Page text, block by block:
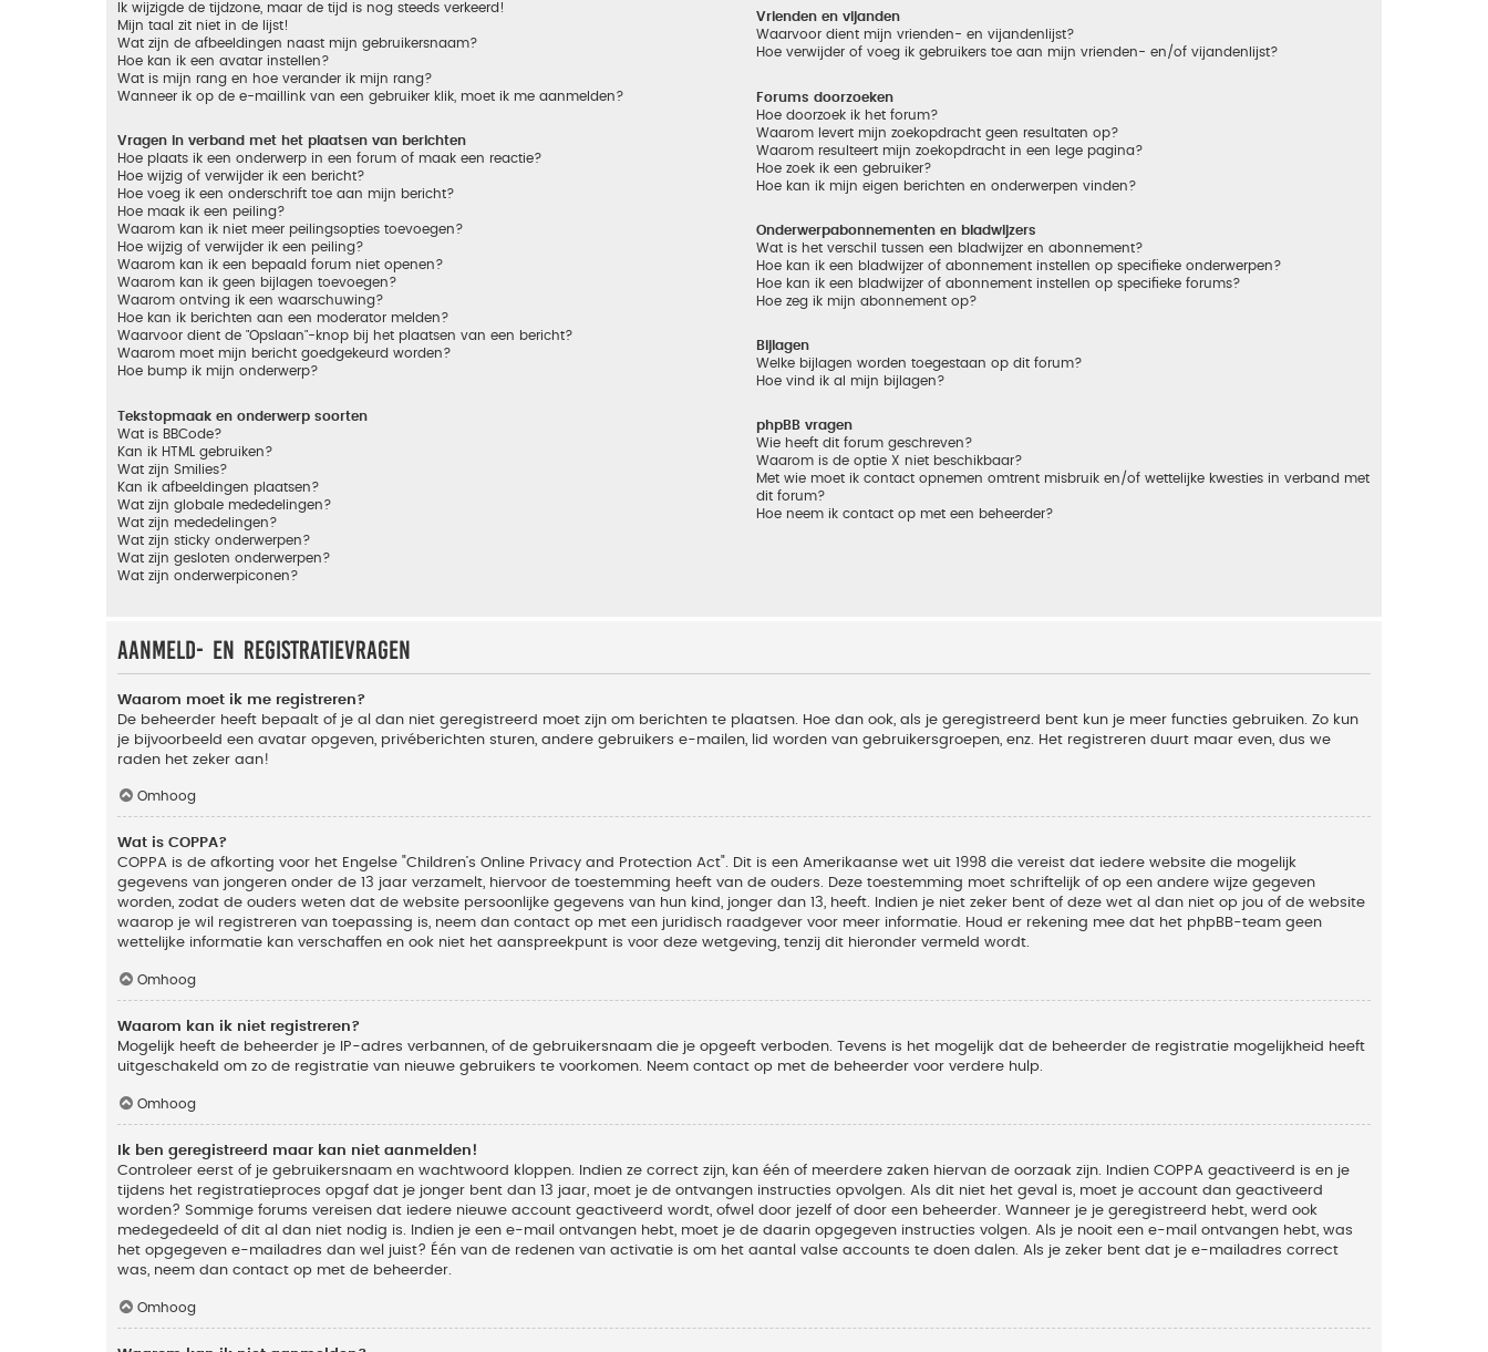
Ik wijzigde de tijdzone, maar de tijd is nog steeds verkeerd!
Mijn taal zit niet in de lijst!
Wat zijn de afbeeldingen naast mijn gebruikersnaam?
Hoe kan ik een avatar instellen?
Wat is mijn rang en hoe verander ik mijn rang?
Wanneer ik op de e-maillink van een gebruiker klik, moet ik me aanmelden?
Vragen in verband met het plaatsen van berichten
Hoe plaats ik een onderwerp in een forum of maak een reactie?
Hoe wijzig of verwijder ik een bericht?
Hoe voeg ik een onderschrift toe aan mijn bericht?
Hoe maak ik een peiling?
Waarom kan ik niet meer peilingsopties toevoegen?
Hoe wijzig of verwijder ik een peiling?
Waarom kan ik een bepaald forum niet openen?
Waarom kan ik geen bijlagen toevoegen?
Waarom ontving ik een waarschuwing?
Hoe kan ik berichten aan een moderator melden?
Waarvoor dient de "Opslaan"-knop bij het plaatsen van een bericht?
Waarom moet mijn bericht goedgekeurd worden?
Hoe bump ik mijn onderwerp?
Tekstopmaak en onderwerp soorten
Wat is BBCode?
Kan ik HTML gebruiken?
Wat zijn Smilies?
Kan ik afbeeldingen plaatsen?
Wat zijn globale mededelingen?
Wat zijn mededelingen?
Wat zijn sticky onderwerpen?
Wat zijn gesloten onderwerpen?
Wat zijn onderwerpiconen?
Vrienden en vijanden
Waarvoor dient mijn vrienden- en vijandenlijst?
Hoe verwijder of voeg ik gebruikers toe aan mijn vrienden- en/of vijandenlijst?
Forums doorzoeken
Hoe doorzoek ik het forum?
Waarom levert mijn zoekopdracht geen resultaten op?
Waarom resulteert mijn zoekopdracht in een lege pagina?
Hoe zoek ik een gebruiker?
Hoe kan ik mijn eigen berichten en onderwerpen vinden?
Onderwerpabonnementen en bladwijzers
Wat is het verschil tussen een bladwijzer en abonnement?
Hoe kan ik een bladwijzer of abonnement instellen op specifieke onderwerpen?
Hoe kan ik een bladwijzer of abonnement instellen op specifieke forums?
Hoe zeg ik mijn abonnement op?
Bijlagen
Welke bijlagen worden toegestaan op dit forum?
Hoe vind ik al mijn bijlagen?
phpBB vragen
Wie heeft dit forum geschreven?
Waarom is de optie X niet beschikbaar?
Met wie moet ik contact opnemen omtrent misbruik en/of wettelijke kwesties in verband met
dit forum?
Hoe neem ik contact op met een beheerder?
Aanmeld- en registratievragen
Waarom moet ik me registreren?
De beheerder heeft bepaalt of je al dan niet geregistreerd moet zijn om berichten te plaatsen. Hoe dan ook, als je geregistreerd bent kun je meer functies gebruiken. Zo kun
je bijvoorbeeld een avatar opgeven, privéberichten sturen, andere gebruikers e-mailen, lid worden van gebruikersgroepen, enz. Het registreren duurt maar even, dus we
raden het zeker aan!
Omhoog
Wat is COPPA?
COPPA is de afkorting voor het Engelse "Children’s Online Privacy and Protection Act". Dit is een Amerikaanse wet uit 1998 die vereist dat iedere website die mogelijk
gegevens van jongeren onder de 13 jaar verzamelt, hiervoor de toestemming heeft van de ouders. Deze toestemming moet schriftelijk of op een andere wijze gegeven
worden, zodat de ouders weten dat de website persoonlijke gegevens van hun kind, jonger dan 13, heeft. Indien je niet zeker bent of deze wet al dan niet op jou of de website
waarop je wil registreren van toepassing is, neem dan contact op met een juridisch raadgever voor meer informatie. Houd er rekening mee dat het phpBB-team geen
wettelijke informatie kan verschaffen en ook niet het aanspreekpunt is voor deze wetgeving, tenzij dit hieronder vermeld wordt.
Omhoog
Waarom kan ik niet registreren?
Mogelijk heeft de beheerder je IP-adres verbannen, of de gebruikersnaam die je opgeeft verboden. Tevens is het mogelijk dat de beheerder de registratie mogelijkheid heeft
uitgeschakeld om zo de registratie van nieuwe gebruikers te voorkomen. Neem contact op met de beheerder voor verdere hulp.
Omhoog
Ik ben geregistreerd maar kan niet aanmelden!
Controleer eerst of je gebruikersnaam en wachtwoord kloppen. Indien ze correct zijn, kan één of meerdere zaken hiervan de oorzaak zijn. Indien COPPA geactiveerd is en je
tijdens het registratieproces opgaf dat je jonger bent dan 13 jaar, moet je de ontvangen instructies opvolgen. Als dit niet het geval is, moet je account dan geactiveerd
worden? Sommige forums vereisen dat iedere nieuwe account geactiveerd wordt, ofwel door jezelf of door een beheerder. Wanneer je je geregistreerd hebt, werd ook
medegedeeld of dit al dan niet nodig is. Indien je een e-mail ontvangen hebt, moet je de daarin opgegeven instructies volgen. Als je nooit een e-mail ontvangen hebt, was
het opgegeven e-mailadres dan wel juist? Één van de redenen van activatie is om het aantal valse accounts te doen dalen. Als je zeker bent dat je e-mailadres correct
was, neem dan contact op met de beheerder.
Omhoog